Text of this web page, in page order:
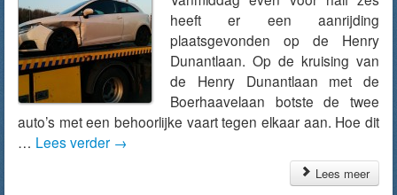
heeft er een aanrijding
plaatsgevonden op de Henry
Dunantlaan. Op de kruising van
de Henry Dunantlaan met de
Boerhaavelaan botste de twee
auto’s met een behoorlijke vaart tegen elkaar aan. Hoe dit
… Lees verder →
Lees meer